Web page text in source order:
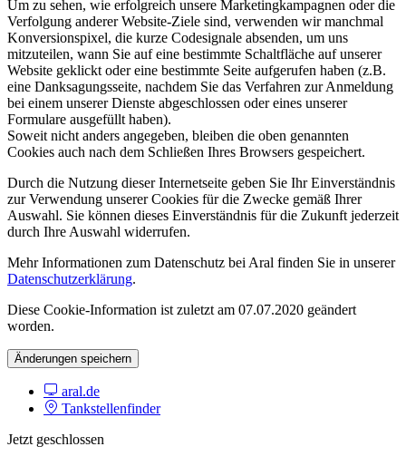
Um zu sehen, wie erfolgreich unsere Marketingkampagnen oder die
Verfolgung anderer Website-Ziele sind, verwenden wir manchmal
Konversionspixel, die kurze Codesignale absenden, um uns
mitzuteilen, wann Sie auf eine bestimmte Schaltfläche auf unserer
Website geklickt oder eine bestimmte Seite aufgerufen haben (z.B.
eine Danksagungsseite, nachdem Sie das Verfahren zur Anmeldung
bei einem unserer Dienste abgeschlossen oder eines unserer
Formulare ausgefüllt haben).
Soweit nicht anders angegeben, bleiben die oben genannten
Cookies auch nach dem Schließen Ihres Browsers gespeichert.
Durch die Nutzung dieser Internetseite geben Sie Ihr Einverständnis
zur Verwendung unserer Cookies für die Zwecke gemäß Ihrer
Auswahl. Sie können dieses Einverständnis für die Zukunft jederzeit
durch Ihre Auswahl widerrufen.
Mehr Informationen zum Datenschutz bei Aral finden Sie in unserer
Datenschutzerklärung.
Diese Cookie-Information ist zuletzt am 07.07.2020 geändert
worden.
Änderungen speichern
aral.de
Tankstellenfinder
Jetzt geschlossen